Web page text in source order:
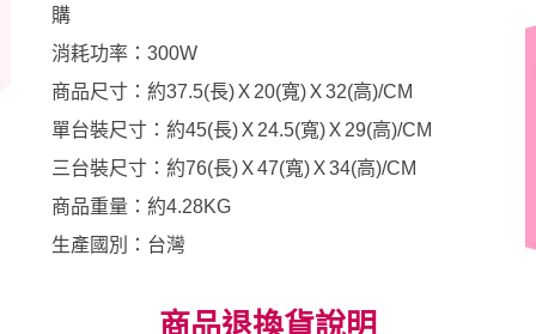
購
消耗功率：300W
商品尺寸：約37.5(長)Ｘ20(寬)Ｘ32(高)/CM
單台裝尺寸：約45(長)Ｘ24.5(寬)Ｘ29(高)/CM
三台裝尺寸：約76(長)Ｘ47(寬)Ｘ34(高)/CM
商品重量：約4.28KG
生產國別：台灣
商品退換貨說明